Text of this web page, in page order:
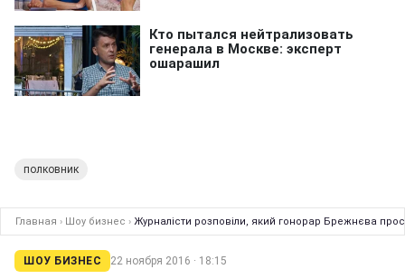
полковник
Главная › Шоу бизнес › Журналісти розповіли, який гонорар Брежнєва
ШОУ БИЗНЕС 22 ноября 2016 · 18:15